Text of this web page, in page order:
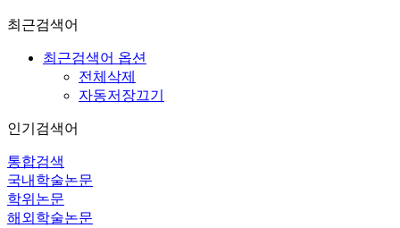
최근검색어
최근검색어 옵션
전체삭제
자동저장끄기
인기검색어
통합검색
국내학술논문
학위논문
해외학술논문